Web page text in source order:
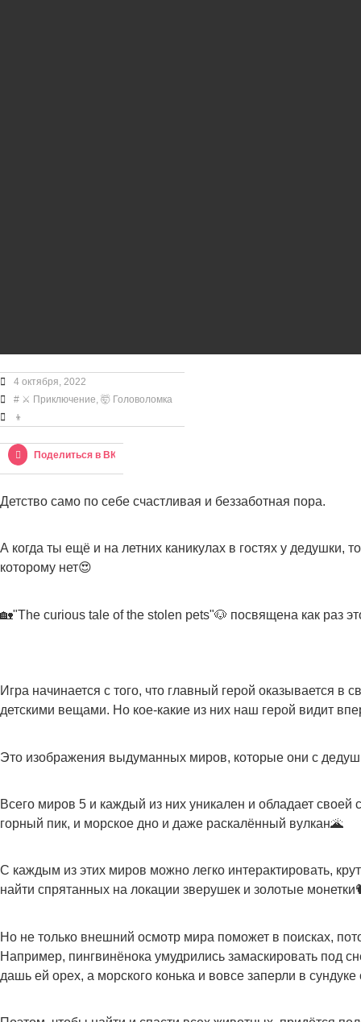
4 октября, 2022
# ⚔ Приключение, 🤯 Головоломка
👦
Поделиться в ВК
Детство само по себе счастливая и беззаботная пора.
А когда ты ещё и на летних каникулах в гостях у дедушки,
которому нет😍
🏡"The curious tale of the stolen pets"🐶 посвящена как раз
Игра начинается с того, что главный герой оказывается в
детскими вещами. Но кое-какие из них наш герой видит
Это изображения выдуманных миров, которые они с
Всего миров 5 и каждый из них уникален и обладает своей
горный пик, и морское дно и даже раскалённый вулкан🌋
С каждым из этих миров можно легко интерактировать,
найти спрятанных на локации зверушек и золотые
Но не только внешний осмотр мира поможет в поисках,
Например, пингвинёнока умудрились замаскировать под
дашь ей орех, а морского конька и вовсе заперли в